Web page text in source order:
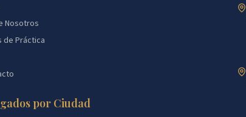
Nosotros
de Práctica
por Ciudad